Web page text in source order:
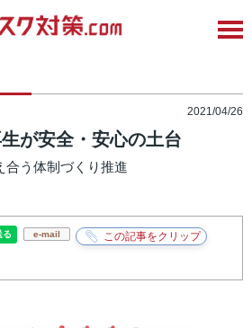
2021/04/26
が安全・安心の土台
合う体制づくり推進
e-mail